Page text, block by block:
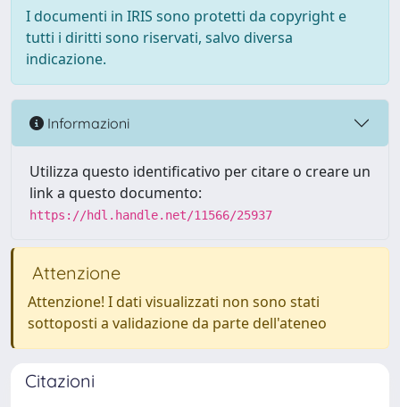
I documenti in IRIS sono protetti da copyright e
tutti i diritti sono riservati, salvo diversa
indicazione.
Informazioni
Utilizza questo identificativo per citare o creare un
link a questo documento:
https://hdl.handle.net/11566/25937
Attenzione
Attenzione! I dati visualizzati non sono stati
sottoposti a validazione da parte dell'ateneo
Citazioni